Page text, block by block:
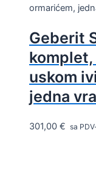
ormarićem,
Geberit
uskom
jedna
301,00 € sa